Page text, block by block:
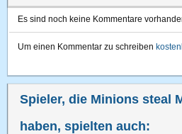
Es sind noch keine Kommentare
Um einen Kommentar zu schreiben
Spieler, die Minions steal
haben, spielten auch: